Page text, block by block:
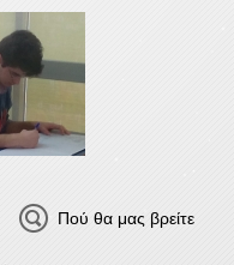
Πού θα μας βρείτε